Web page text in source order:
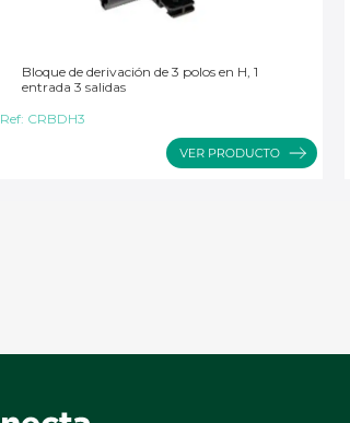
Bloque de derivación de 3 polos en H, 1
entrada 3 salidas
Ref: CRBDH3